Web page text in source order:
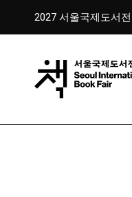
2027 서울국제도서전